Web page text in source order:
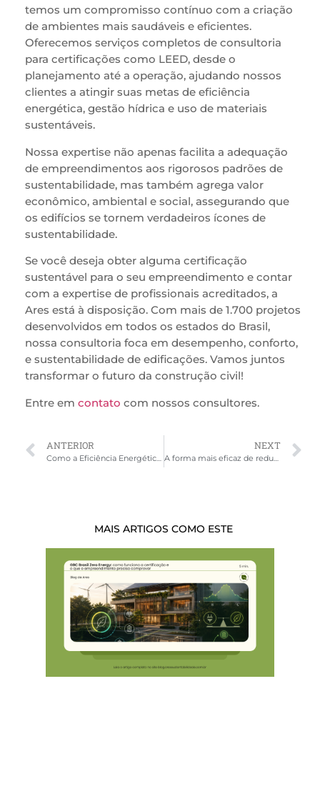
temos um compromisso contínuo com a criação
de ambientes mais saudáveis e eficientes.
Oferecemos serviços completos de consultoria
para certificações como LEED, desde o
planejamento até a operação, ajudando nossos
clientes a atingir suas metas de eficiência
energética, gestão hídrica e uso de materiais
sustentáveis.
Nossa expertise não apenas facilita a adequação
de empreendimentos aos rigorosos padrões de
sustentabilidade, mas também agrega valor
econômico, ambiental e social, assegurando que
os edifícios se tornem verdadeiros ícones de
sustentabilidade.
Se você deseja obter alguma certificação
sustentável para o seu empreendimento e contar
com a expertise de profissionais acreditados, a
Ares está à disposição. Com mais de 1.700 projetos
desenvolvidos em todos os estados do Brasil,
nossa consultoria foca em desempenho, conforto,
e sustentabilidade de edificações. Vamos juntos
transformar o futuro da construção civil!
Entre em contato com nossos consultores.
ANTERIOR
Como a Eficiência Energética nas edificações pode contribuir para um futuro sustentável
NEXT
A forma mais eficaz de reduzir os custos de uma edificação
MAIS ARTIGOS COMO ESTE